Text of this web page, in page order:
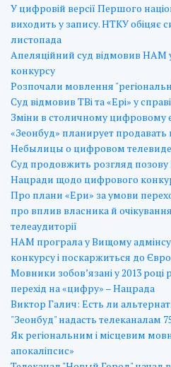
У цифровій версії Першого
виходить у запису. НТКУ обіцяє
листопада
Апеляційний суд відмовив НАМ
конкурсу
Розпочали мовлення
Cуд відмовив ТВі та «Ері» у
Зміни в столичному цифровому
«Зеонбуд» планирует
Небылицы о цифровом
Суд продовжить розгляд позову
Нацради щодо цифрового
Про плани «Ери» за умови
про вплив власника й
телеаудиторії
НАМ програла у Вищому
конкурсу і поскаржиться до
Мовники зобов’язані у 2013 році
перехід на «цифру» – Нацрада
Виктор Галич: Есть ли
"Зеонбуд" надасть телеканалам
Як регіональним і місцевим
апокаліпсис»